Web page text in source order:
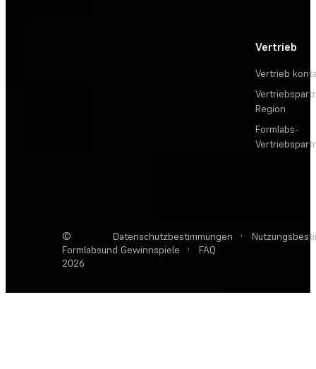
Vertrieb
Vertrieb
Region
Formlabs-
©
Formlabs
2026
Datenschutzbestimmungen ·
und Gewinnspiele
· FAQ